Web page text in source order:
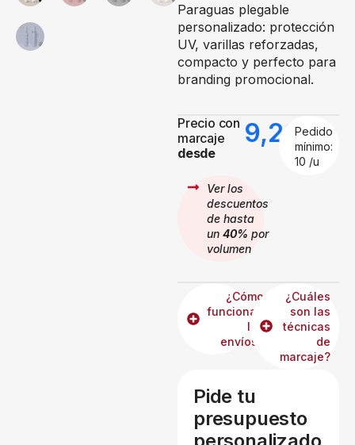
Paraguas plegable
personalizado: protección
UV, varillas reforzadas,
compacto y perfecto para
branding promocional.
Precio con
marcaje
desde
9,29€
Pedido
mínimo:
10 /u
Ver los
descuentos
de hasta
un 40% por
volumen
¿Cómo
funcionan
los
envíos?
¿Cuáles
son las
técnicas
de
marcaje?
Pide tu
presupuesto